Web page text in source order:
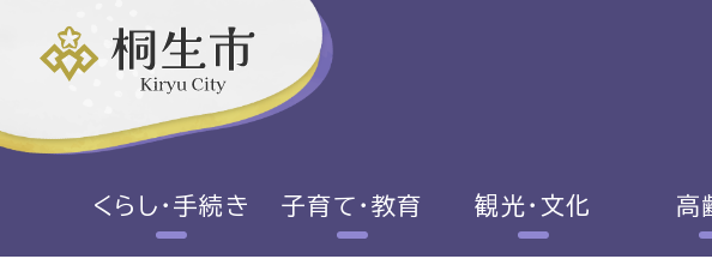
くらし・手続き 子育て・教育 観光・文化 高